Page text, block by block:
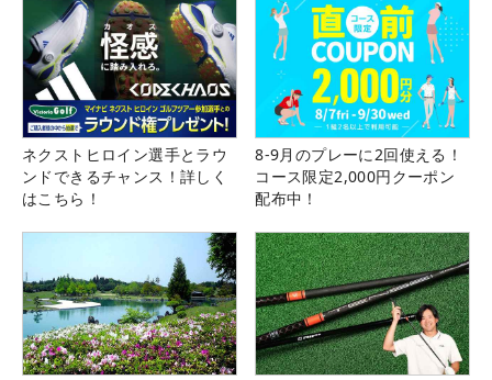
ネクストヒロイン選手とラウ
ンドできるチャンス！詳しく
はこちら！
8-9月のプレーに2回使える！
コース限定2,000円クーポン
配布中！